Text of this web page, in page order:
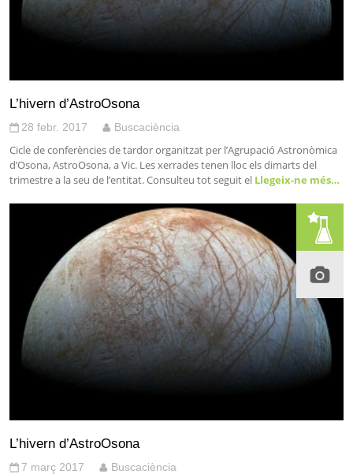
L’hivern d’AstroOsona
28 febr. 2017 Buscaciència
Cicle de conferències de tardor organitzat per l’Agrupació Astronòmica
d’Osona, AstroOsona, a Vic. Les xerrades tenen lloc els dimarts del
trimestre a la seu de l’entitat. Consulteu tot seguit el Llegeix-ne més…
L’hivern d’AstroOsona
7 març 2017 Buscaciència